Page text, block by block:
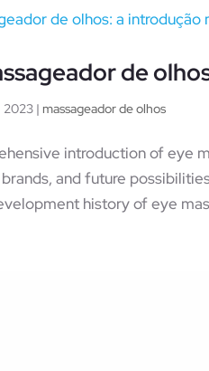
de
2023 | massageador de olhos
introduction of eye
and future
history of eye